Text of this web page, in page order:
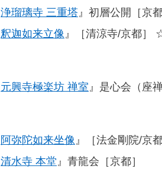
浄瑠璃寺 三重塔 』初層公開［京
釈迦如来立像 』［清涼寺/京都］
元興寺極楽坊 禅室 』是心会（座
阿弥陀如来坐像 』［法金剛院/京
清水寺 本堂 』青龍会［京都］